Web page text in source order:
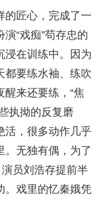
的匠心，完成了一
“戏痴”苟存忠的
浸在训练中。因为
都要练水袖、练吹
来还要练，“焦
执拗的反复磨
活，很多动作几乎
。无独有偶，为了
员刘浩存提前半
。戏里的忆秦娥凭